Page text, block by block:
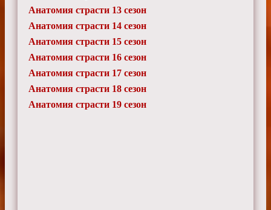
Анатомия страсти 13 сезон
Анатомия страсти 14 сезон
Анатомия страсти 15 сезон
Анатомия страсти 16 сезон
Анатомия страсти 17 сезон
Анатомия страсти 18 сезон
Анатомия страсти 19 сезон